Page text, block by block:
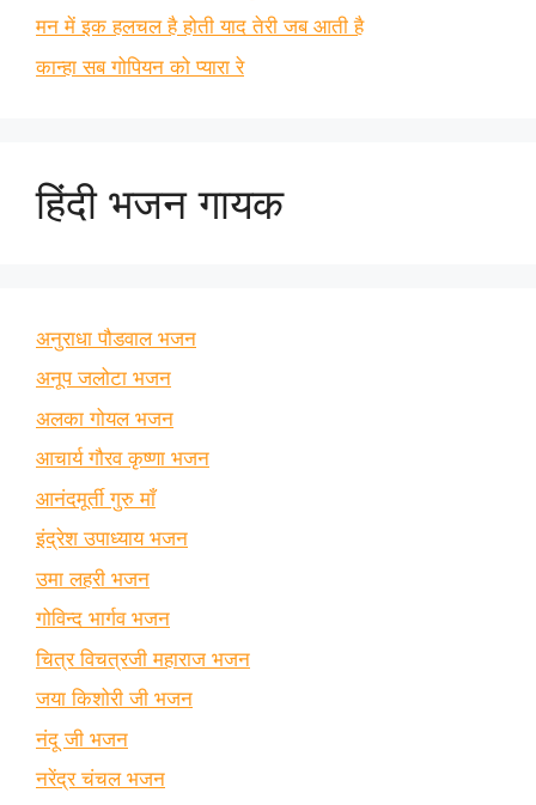
मन में इक हलचल है होती याद तेरी जब आती है
कान्हा सब गोपियन को प्यारा रे
हिंदी भजन गायक
अनुराधा पौडवाल भजन
अनूप जलोटा भजन
अलका गोयल भजन
आचार्य गौरव कृष्णा भजन
आनंदमूर्ती गुरु माँ
इंद्रेश उपाध्याय भजन
उमा लहरी भजन
गोविन्द भार्गव भजन
चित्र विचत्रजी महाराज भजन
जया किशोरी जी भजन
नंदू जी भजन
नरेंद्र चंचल भजन